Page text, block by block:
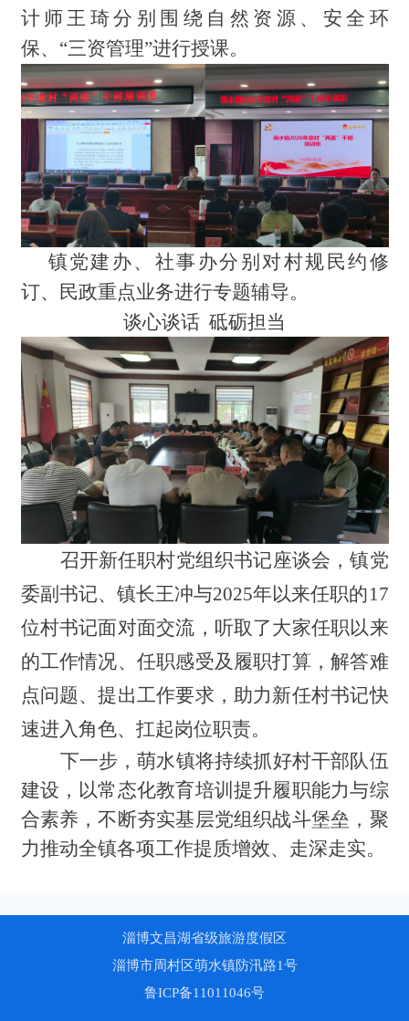
计师王琦分别围绕自然资源、安全环
保、“三资管理”进行授课。
镇党建办、社事办分别对村规民约修
订、民政重点业务进行专题辅导。
谈心谈话 砥砺担当
召开新任职村党组织书记座谈会，镇党
委副书记、镇长王冲与2025年以来任职的17
位村书记面对面交流，听取了大家任职以来
的工作情况、任职感受及履职打算，解答难
点问题、提出工作要求，助力新任村书记快
速进入角色、扛起岗位职责。
下一步，萌水镇将持续抓好村干部队伍
建设，以常态化教育培训提升履职能力与综
合素养，不断夯实基层党组织战斗堡垒，聚
力推动全镇各项工作提质增效、走深走实。
淄博文昌湖省级旅游度假区
淄博市周村区萌水镇防汛路1号
鲁ICP备11011046号